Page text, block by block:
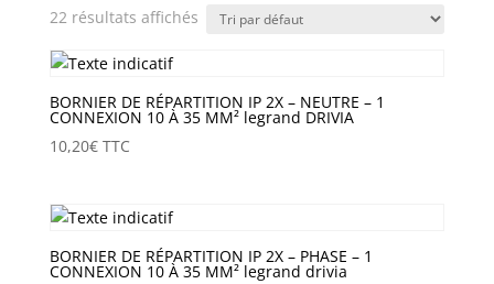
22 résultats affichés
BORNIER DE RÉPARTITION IP 2X – NEUTRE – 1
CONNEXION 10 À 35 MM² legrand DRIVIA
10,20€ TTC
BORNIER DE RÉPARTITION IP 2X – PHASE – 1
CONNEXION 10 À 35 MM² legrand drivia